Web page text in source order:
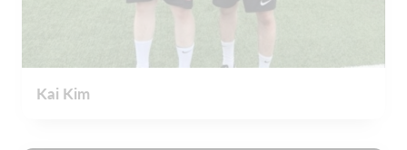
Kai Kim